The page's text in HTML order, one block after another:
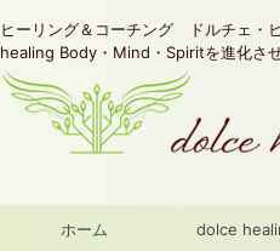
ヒーリング＆コーチング ドルチェ
healing Body・Mind・Spiritを進化さ
ホーム dolce